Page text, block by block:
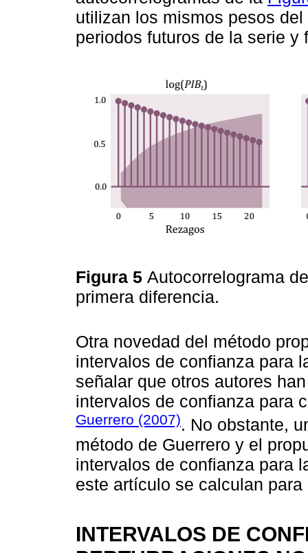
utilizan los mismos pesos
periodos futuros de la serie
Figura 5 Autocorrelograma
primera diferencia.
Otra novedad del método
intervalos de confianza para
señalar que otros autores
intervalos de confianza para
Guerrero (2007). No obstante,
método de Guerrero y el
intervalos de confianza para
este artículo se calculan
INTERVALOS DE